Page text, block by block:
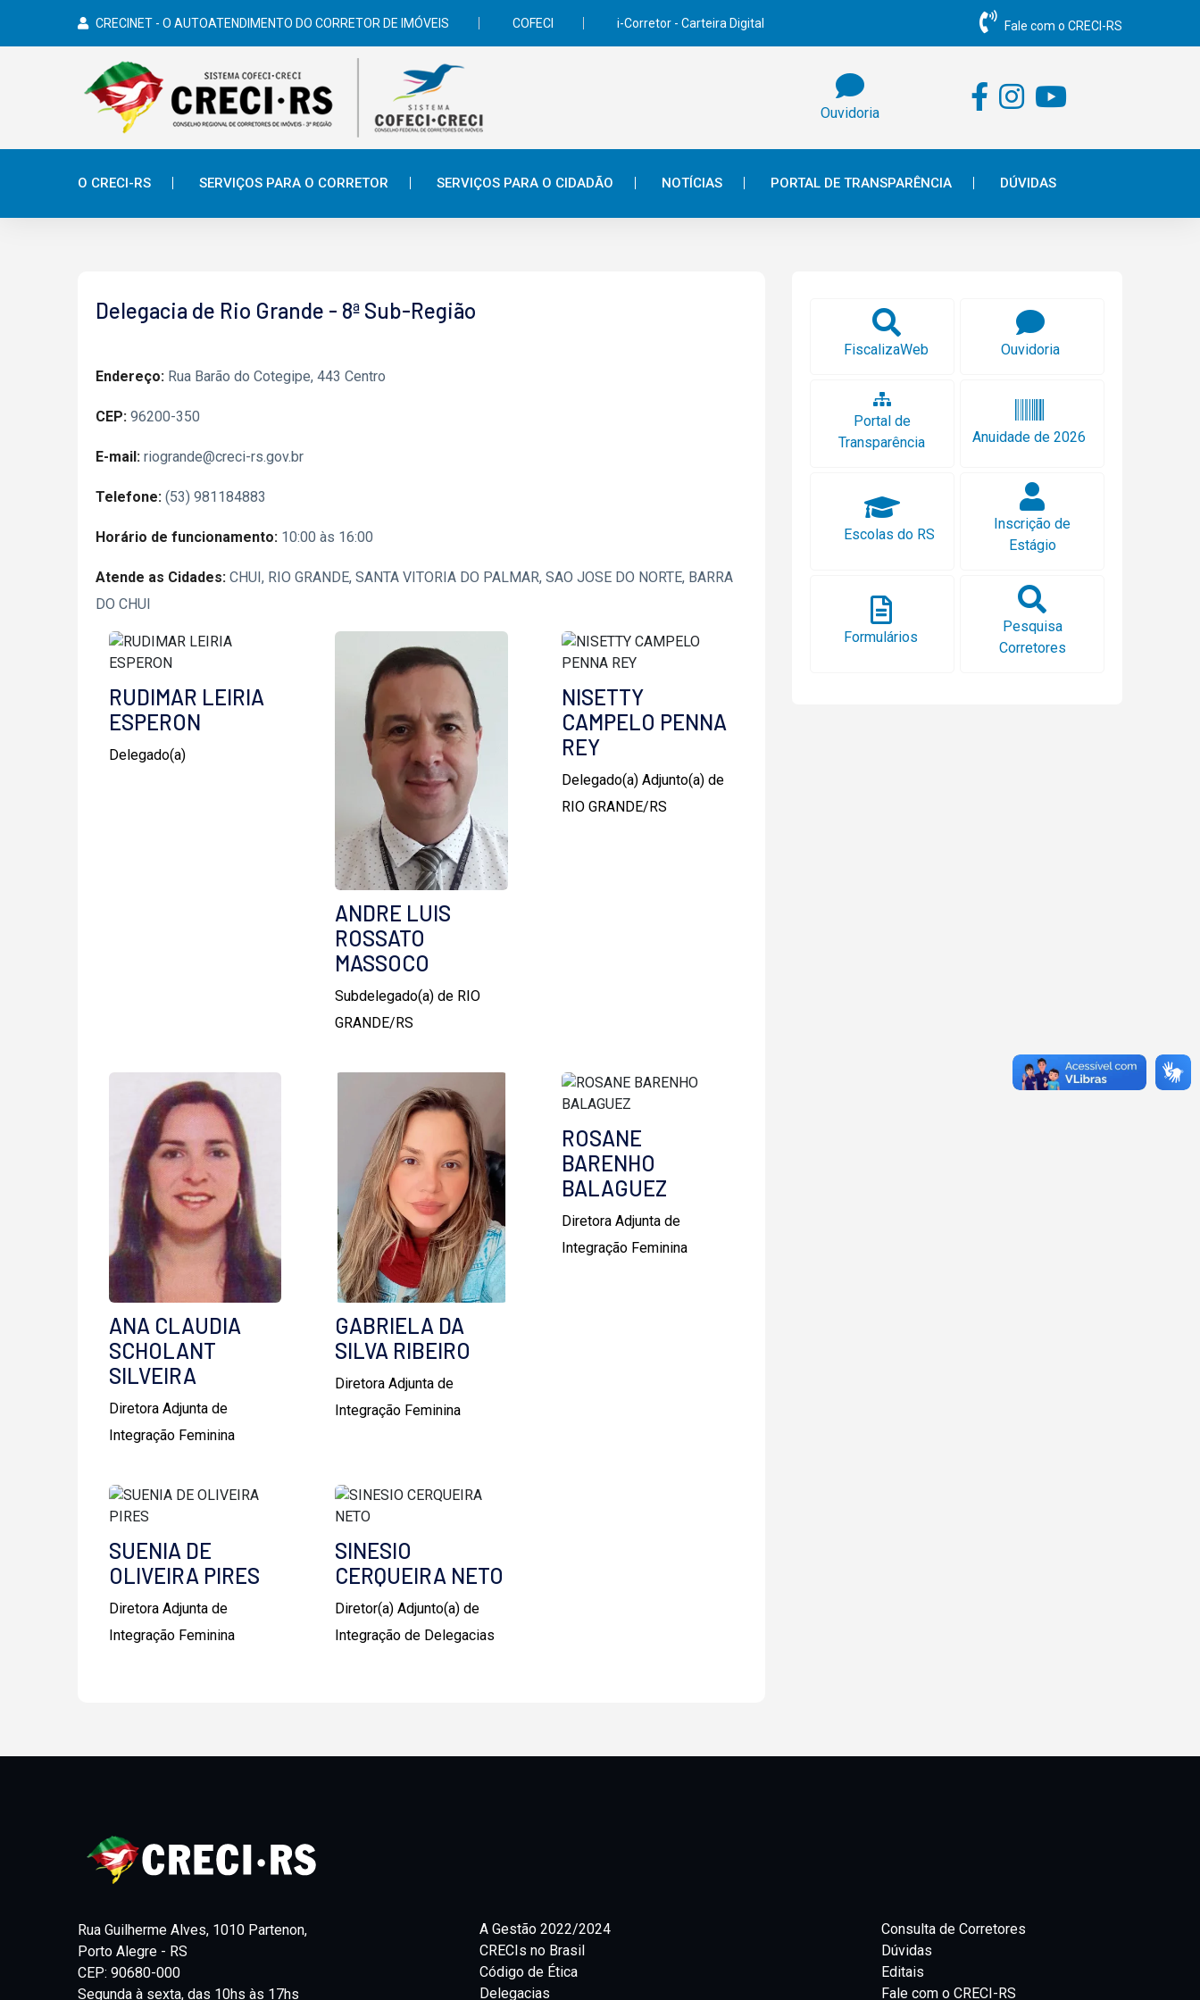
CRECINET - O AUTOATENDIMENTO DO CORRETOR DE IMÓVEIS COFECI i-Corretor - Carteira Digital Fale com o CRECI-RS
Ouvidoria
O CRECI-RS SERVIÇOS PARA O CORRETOR SERVIÇOS PARA O CIDADÃO NOTÍCIAS PORTAL DE TRANSPARÊNCIA DÚVIDAS
Delegacia de Rio Grande - 8ª Sub-Região
Endereço: Rua Barão do Cotegipe, 443 Centro
CEP: 96200-350
E-mail: riogrande@creci-rs.gov.br
Telefone: (53) 981184883
Horário de funcionamento: 10:00 às 16:00
Atende as Cidades: CHUI, RIO GRANDE, SANTA VITORIA DO PALMAR, SAO JOSE DO NORTE, BARRA
DO CHUI
RUDIMAR LEIRIA
ESPERON
Delegado(a)
ANDRE LUIS
ROSSATO
MASSOCO
Subdelegado(a) de RIO
GRANDE/RS
NISETTY
CAMPELO PENNA
REY
Delegado(a) Adjunto(a) de
RIO GRANDE/RS
ANA CLAUDIA
SCHOLANT
SILVEIRA
Diretora Adjunta de
Integração Feminina
GABRIELA DA
SILVA RIBEIRO
Diretora Adjunta de
Integração Feminina
ROSANE
BARENHO
BALAGUEZ
Diretora Adjunta de
Integração Feminina
SUENIA DE
OLIVEIRA PIRES
Diretora Adjunta de
Integração Feminina
SINESIO
CERQUEIRA NETO
Diretor(a) Adjunto(a) de
Integração de Delegacias
FiscalizaWeb Ouvidoria
Portal de
Transparência
Anuidade de 2026
Escolas do RS
Inscrição de
Estágio
Formulários
Pesquisa
Corretores
Rua Guilherme Alves, 1010 Partenon,
Porto Alegre - RS
CEP: 90680-000
Segunda à sexta, das 10hs às 17hs
A Gestão 2022/2024
CRECIs no Brasil
Código de Ética
Delegacias
Consulta de Corretores
Dúvidas
Editais
Fale com o CRECI-RS